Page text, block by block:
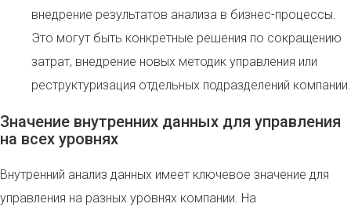
внедрение результатов анализа в бизнес-процессы.
Это могут быть конкретные решения по сокращению
затрат, внедрение новых методик управления или
реструктуризация отдельных подразделений компании.
Значение внутренних данных для управления
на всех уровнях
Внутренний анализ данных имеет ключевое значение для
управления на разных уровнях компании. На